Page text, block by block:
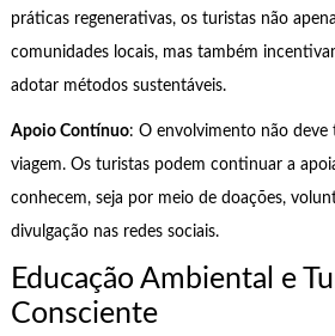
práticas regenerativas, os turistas não
comunidades locais, mas também
adotar métodos sustentáveis.
Apoio Contínuo: O envolvimento não
viagem. Os turistas podem continuar a
conhecem, seja por meio de doações,
divulgação nas redes sociais.
Educação Ambiental e
Consciente